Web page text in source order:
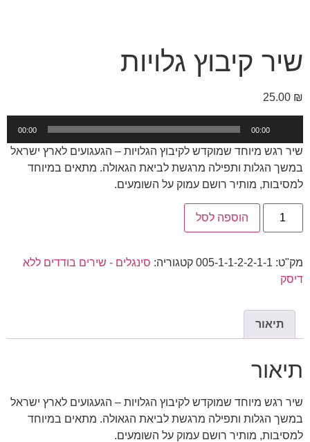
שיר קיבוץ גלויות
25.00 ₪
00:00
00:00
שיר רגש מיוחד שמוקדש לקיבוץ הגלויות – הגעגועים לארץ ישראל
במשך הגלות ותפילה מרגשת לביאת הגאולה. מתאים במיוחד
למסיבות, מותיר רושם עמוק על השומעים.
הוספה לסל
מק"ט: 005-1-1-2-2-1-1 קטגוריה: סינגלים - שירים בודדים ללא
דיסק
תיאור
תיאור
שיר רגש מיוחד שמוקדש לקיבוץ הגלויות – הגעגועים לארץ ישראל
במשך הגלות ותפילה מרגשת לביאת הגאולה. מתאים במיוחד
למסיבות, מותיר רושם עמוק על השומעים.